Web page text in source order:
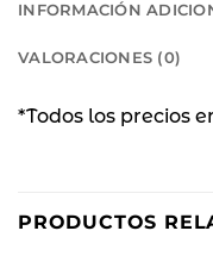
INFORMACIÓN
VALORACIONES (0)
*Todos los precios
PRODUCTOS